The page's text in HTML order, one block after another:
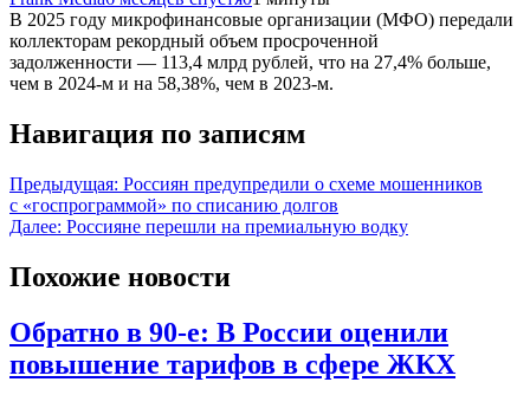
В 2025 году микрофинансовые организации (МФО) передали
коллекторам рекордный объем просроченной
задолженности — 113,4 млрд рублей, что на 27,4% больше,
чем в 2024-м и на 58,38%, чем в 2023-м.
Навигация по записям
Предыдущая: Россиян предупредили о схеме мошенников
с «госпрограммой» по списанию долгов
Далее: Россияне перешли на премиальную водку
Похожие новости
Обратно в 90-е: В России оценили
повышение тарифов в сфере ЖКХ